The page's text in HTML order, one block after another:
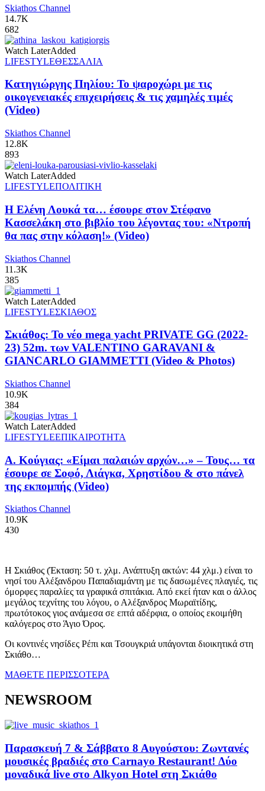
Skiathos Channel
14.7K
682
Watch LaterAdded
LIFESTYLEΘΕΣΣΑΛΙΑ
Κατηγιώργης Πηλίου: Το ψαροχώρι με τις
οικογενειακές επιχειρήσεις & τις χαμηλές τιμές
(Video)
Skiathos Channel
12.8K
893
Watch LaterAdded
LIFESTYLEΠΟΛΙΤΙΚΗ
Η Ελένη Λουκά τα… έσουρε στον Στέφανο
Κασσελάκη στο βιβλίο του λέγοντας του: «Ντροπή
θα πας στην κόλαση!» (Video)
Skiathos Channel
11.3K
385
Watch LaterAdded
LIFESTYLEΣΚΙΑΘΟΣ
Σκιάθος: Το νέο mega yacht PRIVATE GG (2022-
23) 52m. των VALENTINO GARAVANI &
GIANCARLO GIAMMETTI (Video & Photos)
Skiathos Channel
10.9K
384
Watch LaterAdded
LIFESTYLEΕΠΙΚΑΙΡΟΤΗΤΑ
Α. Κούγιας: «Είμαι παλαιών αρχών…» – Τους… τα
έσουρε σε Σοφό, Λιάγκα, Χρηστίδου & στο πάνελ
της εκπομπής (Video)
Skiathos Channel
10.9K
430
Η Σκιάθος (Έκταση: 50 τ. χλμ. Ανάπτυξη ακτών: 44 χλμ.) είναι το
νησί του Αλέξανδρου Παπαδιαμάντη με τις δασωμένες πλαγιές, τις
όμορφες παραλίες τα γραφικά σπιτάκια. Από εκεί ήταν και ο άλλος
μεγάλος τεχνίτης του λόγου, ο Αλέξανδρος Μωραϊτίδης,
πρωτότοκος γιος ανάμεσα σε επτά αδέρφια, ο οποίος εκοιμήθη
καλόγερος στο Άγιο Όρος.
Οι κοντινές νησίδες Ρέπι και Τσουγκριά υπάγονται διοικητικά στη
Σκιάθο…
ΜΑΘΕΤΕ ΠΕΡΙΣΣΟΤΕΡΑ
NEWSROOM
Παρασκευή 7 & Σάββατο 8 Αυγούστου: Ζωντανές
μουσικές βραδιές στο Carnayo Restaurant! Δύο
μοναδικά live στο Alkyon Hotel στη Σκιάθο